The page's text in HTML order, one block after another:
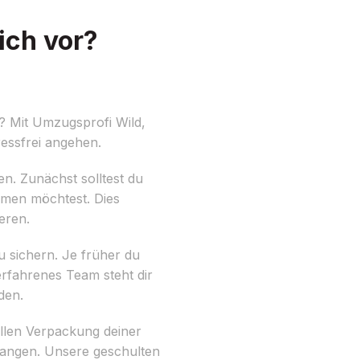
vor?
Mit Umzugsprofi Wild,
angehen.
Zunächst solltest du
möchtest. Dies
sichern. Je früher du
Team steht dir
Verpackung deiner
Unsere geschulten